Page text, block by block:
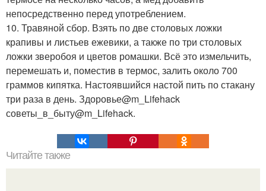
непосредственно перед употреблением.
10. Травяной сбор. Взять по две столовых ложки
крапивы и листьев ежевики, а также по три столовых
ложки зверобоя и цветов ромашки. Всё это измельчить,
перемешать и, поместив в термос, залить около 700
граммов кипятка. Настоявшийся настой пить по стакану
три раза в день. Здоровье@m_Lifehack
советы_в_быту@m_Lifehack.
Читайте также